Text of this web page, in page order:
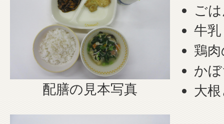
配膳の見本写真
ご
牛乳
鶏
か
大